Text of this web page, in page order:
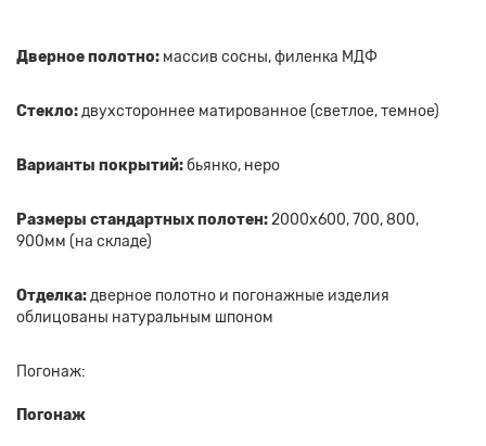
Дверное полотно: массив сосны, филенка МДФ
Стекло:двухстороннее матированное (светлое, темное)
Варианты покрытий:бьянко, неро
Размеры стандартных полотен:2000х600, 700, 800,
900мм (на складе)
Отделка:дверное полотно и погонажные изделия
облицованы натуральным шпоном
Погонаж:
Погонаж